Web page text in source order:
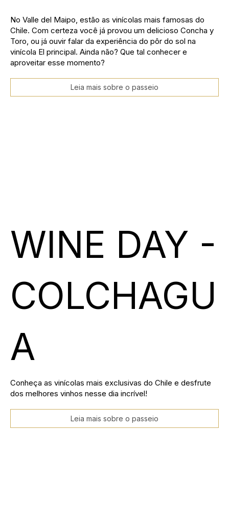
No Valle del Maipo, estão as vinícolas mais famosas do
Chile. Com certeza você já provou um delicioso Concha y
Toro, ou já ouvir falar da experiência do pôr do sol na
vinícola El principal. Ainda não? Que tal conhecer e
aproveitar esse momento?
Leia mais sobre o passeio
WINE DAY -
COLCHAGU
A
Conheça as vinícolas mais exclusivas do Chile e desfrute
dos melhores vinhos nesse dia incrível!
Leia mais sobre o passeio